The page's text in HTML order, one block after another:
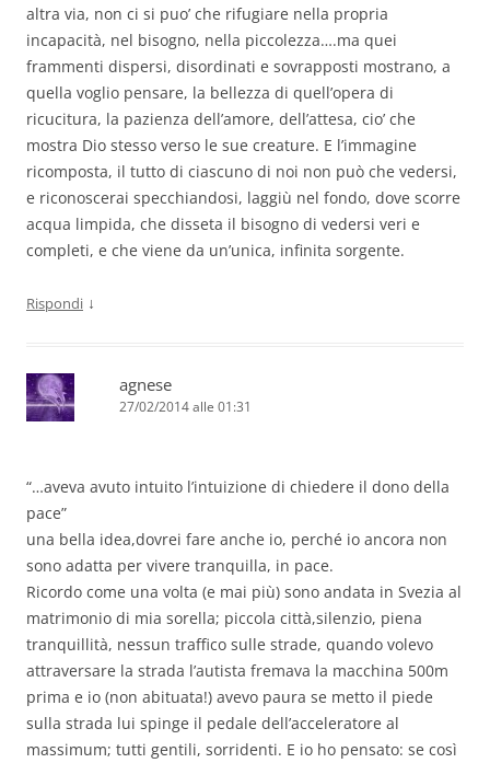
altra via, non ci si puo’ che rifugiare nella propria
incapacità, nel bisogno, nella piccolezza….ma quei
frammenti dispersi, disordinati e sovrapposti mostrano, a
quella voglio pensare, la bellezza di quell’opera di
ricucitura, la pazienza dell’amore, dell’attesa, cio’ che
mostra Dio stesso verso le sue creature. E l’immagine
ricomposta, il tutto di ciascuno di noi non può che vedersi,
e riconoscerai specchiandosi, laggiù nel fondo, dove scorre
acqua limpida, che disseta il bisogno di vedersi veri e
completi, e che viene da un’unica, infinita sorgente.
Rispondi ↓
agnese
27/02/2014 alle 01:31
“…aveva avuto intuito l’intuizione di chiedere il dono della
pace”
una bella idea,dovrei fare anche io, perché io ancora non
sono adatta per vivere tranquilla, in pace.
Ricordo come una volta (e mai più) sono andata in Svezia al
matrimonio di mia sorella; piccola città,silenzio, piena
tranquillità, nessun traffico sulle strade, quando volevo
attraversare la strada l’autista fremava la macchina 500m
prima e io (non abituata!) avevo paura se metto il piede
sulla strada lui spinge il pedale dell’acceleratore al
massimum; tutti gentili, sorridenti. E io ho pensato: se così